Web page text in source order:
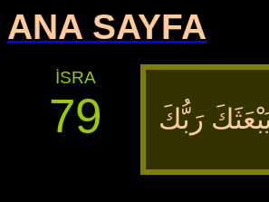
ANA SAYFA
İSRA
79 رَبُّكَ